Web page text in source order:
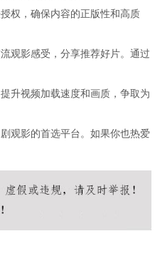
权，确保内容的正版性和高质
观影感受，分享推荐好片。通过
升视频加载速度和画质，争取为
观影的首选平台。如果你也热爱